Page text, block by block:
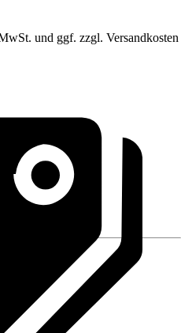
und ggf. zzgl. Versandkosten